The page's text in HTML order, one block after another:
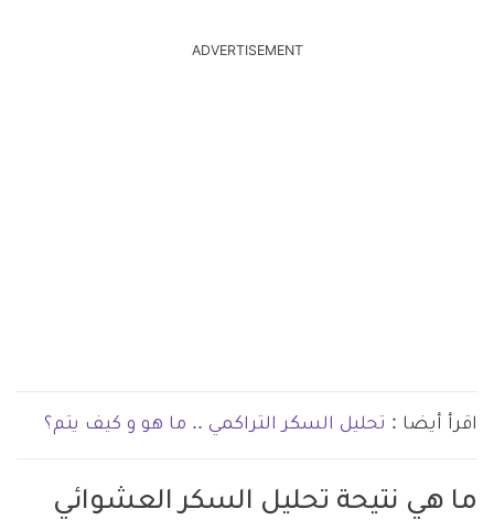
ADVERTISEMENT
اقرأ أيضا : تحليل السكر التراكمي .. ما هو و كيف يتم؟
ما هي نتيحة تحليل السكر العشوائي